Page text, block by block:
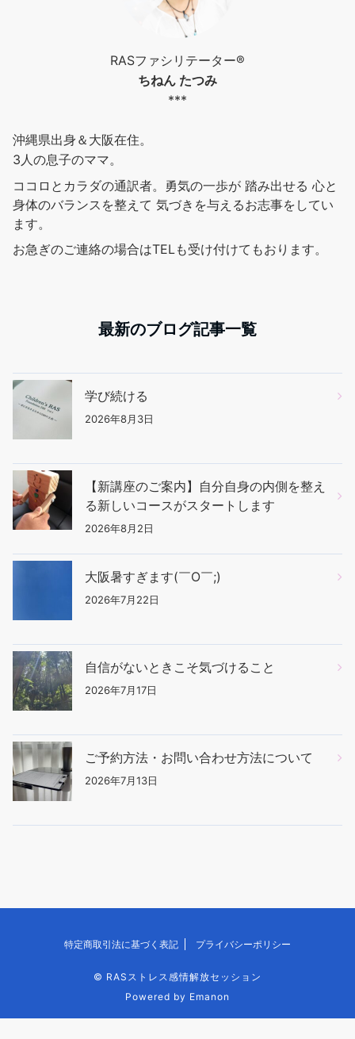
RASファシリテーター®︎
ちねん たつみ
***
沖縄県出身＆大阪在住。
3人の息子のママ。
ココロとカラダの通訳者。勇気の一歩が 踏み出せる 心と
身体のバランスを整えて 気づきを与えるお志事をしてい
ます。
お急ぎのご連絡の場合はTELも受け付けてもおります。
最新のブログ記事一覧
学び続ける
2026年8月3日
【新講座のご案内】自分自身の内側を整え
る新しいコースがスタートします
2026年8月2日
大阪暑すぎます(￣O￣;)
2026年7月22日
自信がないときこそ気づけること
2026年7月17日
ご予約方法・お問い合わせ方法について
2026年7月13日
特定商取引法に基づく表記 プライバシーポリシー
© RASストレス感情解放セッション
Powered by Emanon